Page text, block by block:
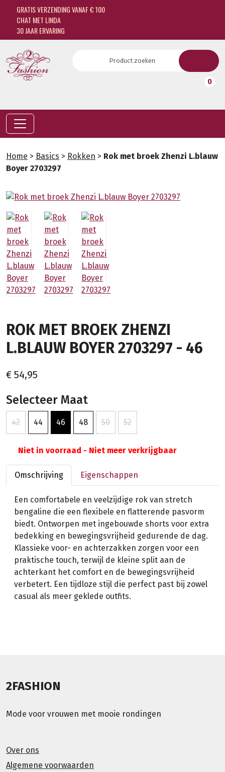
GRATIS VERZENDING VANAF € 100
CHAT MET LINDA
30 JAAR ERVARING
0
Home > Basics > Rokken > Rok met broek Zhenzi L.blauw
Boyer 2703297
ROK MET BROEK ZHENZI
L.BLAUW BOYER 2703297 - 46
€ 54,95
Selecteer Maat
42 44 46 48 50 52
Niet in voorraad - Niet meer verkrijgbaar
Omschrijving Eigenschappen
Een comfortabele en veelzijdige rok van stretch
bengaline die een flexibele en flatterende pasvorm
biedt. Ontworpen met ingebouwde shorts voor extra
bedekking en bewegingsvrijheid gedurende de dag.
Klassieke voor- en achterzakken zorgen voor een
praktische touch, terwijl de kleine split aan de
achterkant het comfort en de bewegingsvrijheid
verbetert. Een tijdloze stijl die perfect past bij zowel
casual als meer geklede outfits.
2FASHION
Mode voor vrouwen met mooie rondingen
Over ons
Algemene voorwaarden